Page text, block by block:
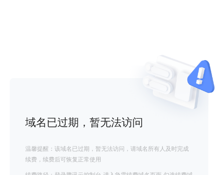
域名已过期，暂无法访问
温馨提醒：该域名已过期，暂无法访问，请域名所有人及时完成
续费，续费后可恢复正常使用